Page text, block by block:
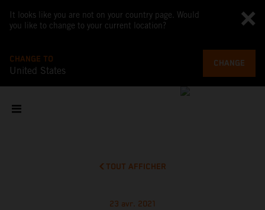
It looks like you are not on your country page. Would
you like to change to your current location?
CHANGE TO
United States
CHANGE
TOUT AFFICHER
23 avr. 2021